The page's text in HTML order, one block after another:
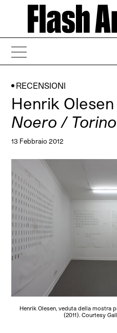
RECENSIONI
Henrik Olesen
Noero / Torino
13 Febbraio 2012
Henrik Olesen, veduta della mostra
(2011). Courtesy